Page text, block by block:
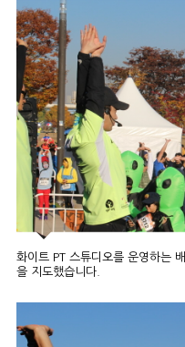
화이트 PT 스튜디오를 운영하는
을 지도했습니다.